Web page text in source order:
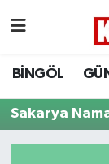
BİNGÖL
Sakarya
BİLİM-
DÜNYA
Bingöl
Bingöl